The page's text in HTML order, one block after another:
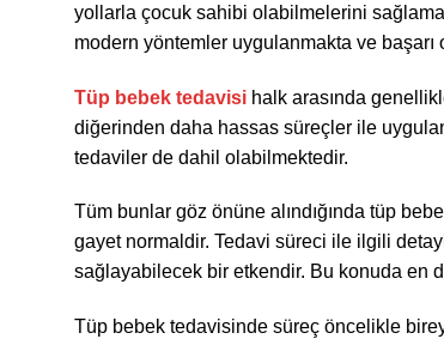
yollarla çocuk sahibi olabilmelerini
modern yöntemler uygulanmakta ve başarı
Tüp bebek tedavisi halk arasında
diğerinden daha hassas süreçler ile
tedaviler de dahil olabilmektedir.
Tüm bunlar göz önüne alındığında tüp
gayet normaldir. Tedavi süreci ile ilgili
sağlayabilecek bir etkendir. Bu konuda en
Tüp bebek tedavisinde süreç öncelikle